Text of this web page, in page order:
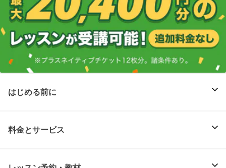
はじめる前に
料金とサービス